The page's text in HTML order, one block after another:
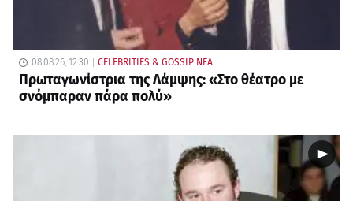
08.08.26, 12:30 CELEBRITIES & GOSSIP ΝΕΑ
Πρωταγωνίστρια της Λάμψης: «Στο θέατρο με
σνόμπαραν πάρα πολύ»